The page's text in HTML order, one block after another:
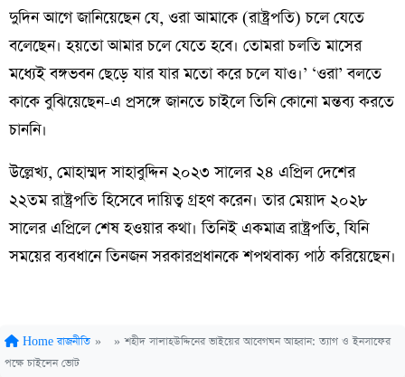
দুদিন আগে জানিয়েছেন যে, ওরা আমাকে (রাষ্ট্রপতি) চলে যেতে
বলেছেন। হয়তো আমার চলে যেতে হবে। তোমরা চলতি মাসের
মধ্যেই বঙ্গভবন ছেড়ে যার যার মতো করে চলে যাও।’ ‘ওরা’ বলতে
কাকে বুঝিয়েছেন-এ প্রসঙ্গে জানতে চাইলে তিনি কোনো মন্তব্য করতে
চাননি।
উল্লেখ্য, মোহাম্মদ সাহাবুদ্দিন ২০২৩ সালের ২৪ এপ্রিল দেশের
২২তম রাষ্ট্রপতি হিসেবে দায়িত্ব গ্রহণ করেন। তার মেয়াদ ২০২৮
সালের এপ্রিলে শেষ হওয়ার কথা। তিনিই একমাত্র রাষ্ট্রপতি, যিনি
সময়ের ব্যবধানে তিনজন সরকারপ্রধানকে শপথবাক্য পাঠ করিয়েছেন।
Home রাজনীতি » » শহীদ সালাহউদ্দিনের ভাইয়ের আবেগঘন আহ্বান: ত্যাগ ও ইনসাফের
পক্ষে চাইলেন ভোট